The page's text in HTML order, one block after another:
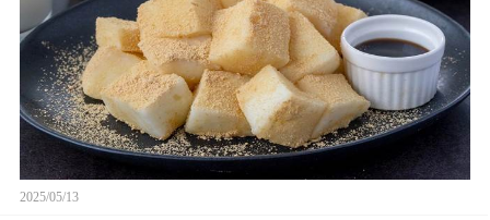
2025/05/13